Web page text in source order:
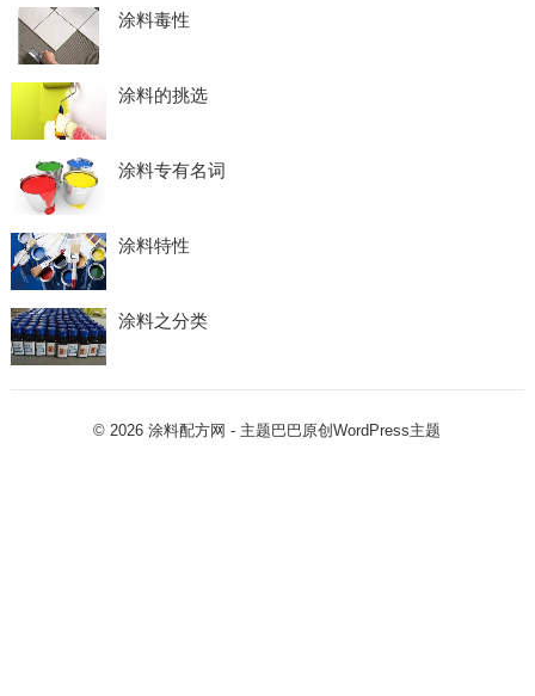
涂料毒性
涂料的挑选
涂料专有名词
涂料特性
涂料之分类
© 2026涂料配方网 - 主题巴巴原创WordPress主题